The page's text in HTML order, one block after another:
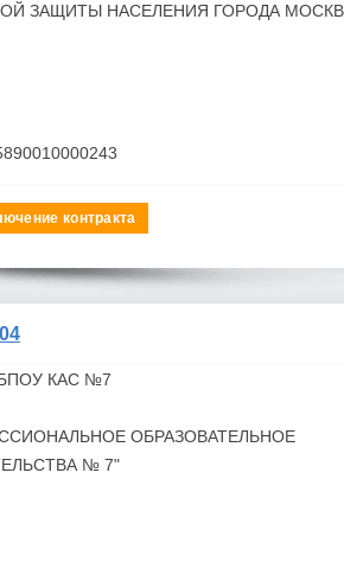
ЗАЩИТЫ НАСЕЛЕНИЯ ГОРОДА
контракта
КАС №7
ОБРАЗОВАТЕЛЬНОЕ
№ 7"